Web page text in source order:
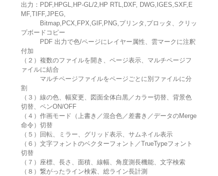
出力：PDF,HPGL,HP-GL/2,HP RTL,DXF, DWG,IGES,SXF,E
MF,TIFF,JPEG,
Bitmap,PCX,FPX,GIF,PNG,プリンタ,プロッタ、クリッ
プボードコピー
PDF 出力で色/ページにレイヤー属性、雲マークに注釈
付加
（２）複数のファイルを開き、ページ表示、マルチページフ
ァイルに結合
マルチページファイルをページごとに別ファイルに分
割
（３）線の色、幅変更、図面全体白黒／カラー切替、背景色
切替、ペンON/OFF
（４）作画モード（上書き／混合色／差書き／データのMerge
命令）切替
（５）回転、ミラー、グリッド表示、サムネイル表示
（６）文字フォントのベクターフォント／TrueTypeフォント
切替
（７）座標、長さ、面積、線幅、角度測長機能、文字検索
（８）繋がったライン検索、総ライン長計測